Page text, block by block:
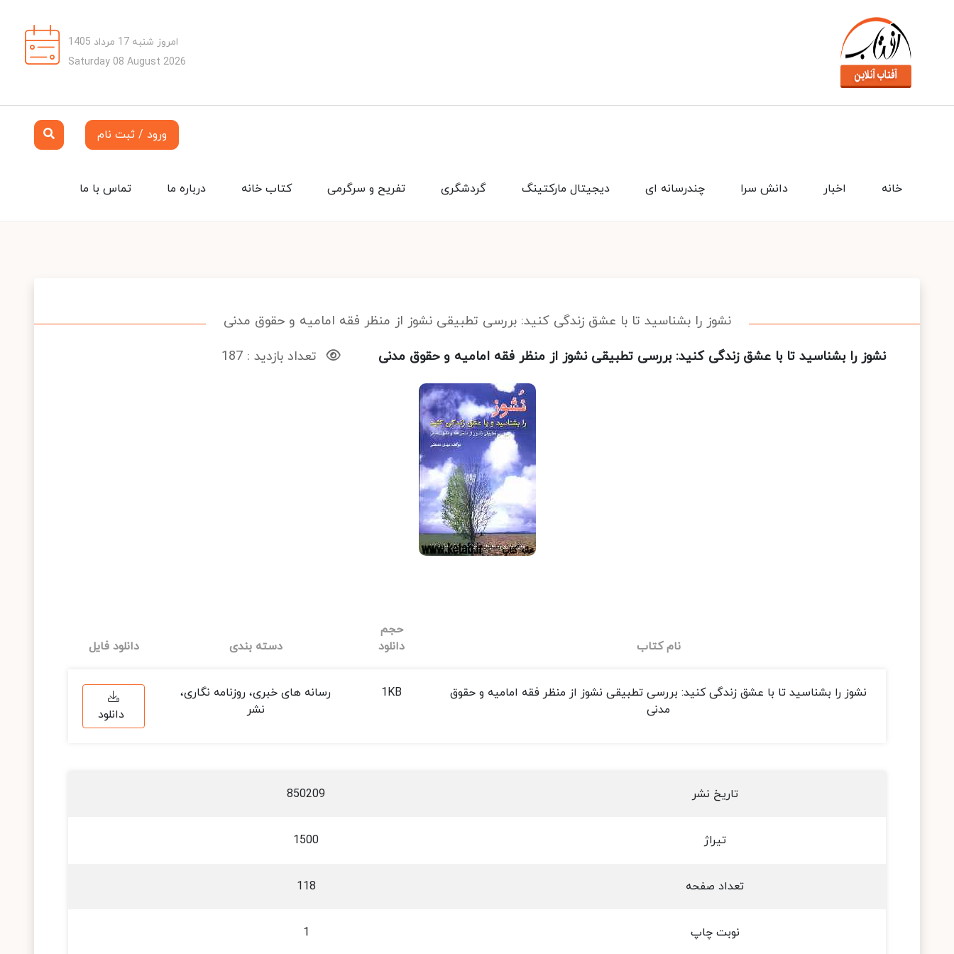
امروز شنبه 17 مرداد 1405
Saturday 08 August 2026
ورود / ثبت نام
تماس با ما درباره ما کتاب خانه تفریح و سرگرمی گردشگری دیجیتال مارکتینگ چندرسانه ای دانش سرا اخبار خانه
نشوز را بشناسید تا با عشق زندگی کنید: بررسی تطبیقی نشوز از منظر فقه امامیه و حقوق مدنی
نشوز را بشناسید تا با عشق زندگی کنید: بررسی تطبیقی نشوز از منظر فقه امامیه و حقوق مدنی
تعداد بازدید : 187
نام کتاب
حجم
دانلود
دسته بندی دانلود فایل
نشوز را بشناسید تا با عشق زندگی کنید: بررسی تطبیقی نشوز از منظر فقه امامیه و حقوق
مدنی
1KB
رسانه های خبری، روزنامه نگاری،
نشر
دانلود
تاریخ نشر 850209
تیراژ 1500
تعداد صفحه 118
نوبت چاپ 1